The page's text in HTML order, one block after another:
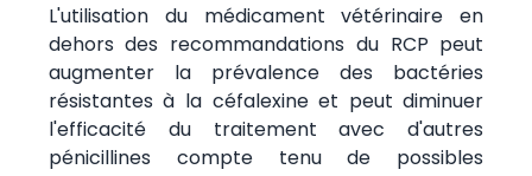
L'utilisation du médicament vétérinaire en
dehors des recommandations du RCP peut
augmenter la prévalence des bactéries
résistantes à la céfalexine et peut diminuer
l'efficacité du traitement avec d'autres
pénicillines compte tenu de possibles